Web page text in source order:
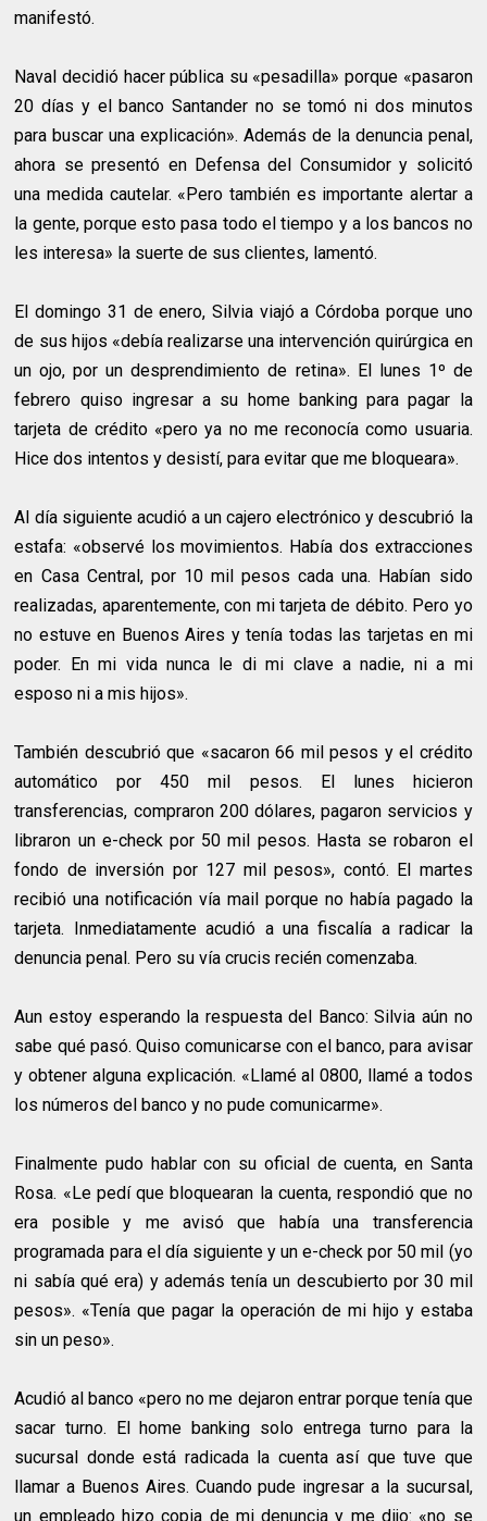
manifestó.
Naval decidió hacer pública su «pesadilla» porque «pasaron
20 días y el banco Santander no se tomó ni dos minutos
para buscar una explicación». Además de la denuncia penal,
ahora se presentó en Defensa del Consumidor y solicitó
una medida cautelar. «Pero también es importante alertar a
la gente, porque esto pasa todo el tiempo y a los bancos no
les interesa» la suerte de sus clientes, lamentó.
El domingo 31 de enero, Silvia viajó a Córdoba porque uno
de sus hijos «debía realizarse una intervención quirúrgica en
un ojo, por un desprendimiento de retina». El lunes 1º de
febrero quiso ingresar a su home banking para pagar la
tarjeta de crédito «pero ya no me reconocía como usuaria.
Hice dos intentos y desistí, para evitar que me bloqueara».
Al día siguiente acudió a un cajero electrónico y descubrió la
estafa: «observé los movimientos. Había dos extracciones
en Casa Central, por 10 mil pesos cada una. Habían sido
realizadas, aparentemente, con mi tarjeta de débito. Pero yo
no estuve en Buenos Aires y tenía todas las tarjetas en mi
poder. En mi vida nunca le di mi clave a nadie, ni a mi
esposo ni a mis hijos».
También descubrió que «sacaron 66 mil pesos y el crédito
automático por 450 mil pesos. El lunes hicieron
transferencias, compraron 200 dólares, pagaron servicios y
libraron un e-check por 50 mil pesos. Hasta se robaron el
fondo de inversión por 127 mil pesos», contó. El martes
recibió una notificación vía mail porque no había pagado la
tarjeta. Inmediatamente acudió a una fiscalía a radicar la
denuncia penal. Pero su vía crucis recién comenzaba.
Aun estoy esperando la respuesta del Banco: Silvia aún no
sabe qué pasó. Quiso comunicarse con el banco, para avisar
y obtener alguna explicación. «Llamé al 0800, llamé a todos
los números del banco y no pude comunicarme».
Finalmente pudo hablar con su oficial de cuenta, en Santa
Rosa. «Le pedí que bloquearan la cuenta, respondió que no
era posible y me avisó que había una transferencia
programada para el día siguiente y un e-check por 50 mil (yo
ni sabía qué era) y además tenía un descubierto por 30 mil
pesos». «Tenía que pagar la operación de mi hijo y estaba
sin un peso».
Acudió al banco «pero no me dejaron entrar porque tenía que
sacar turno. El home banking solo entrega turno para la
sucursal donde está radicada la cuenta así que tuve que
llamar a Buenos Aires. Cuando pude ingresar a la sucursal,
un empleado hizo copia de mi denuncia y me dijo: «no se